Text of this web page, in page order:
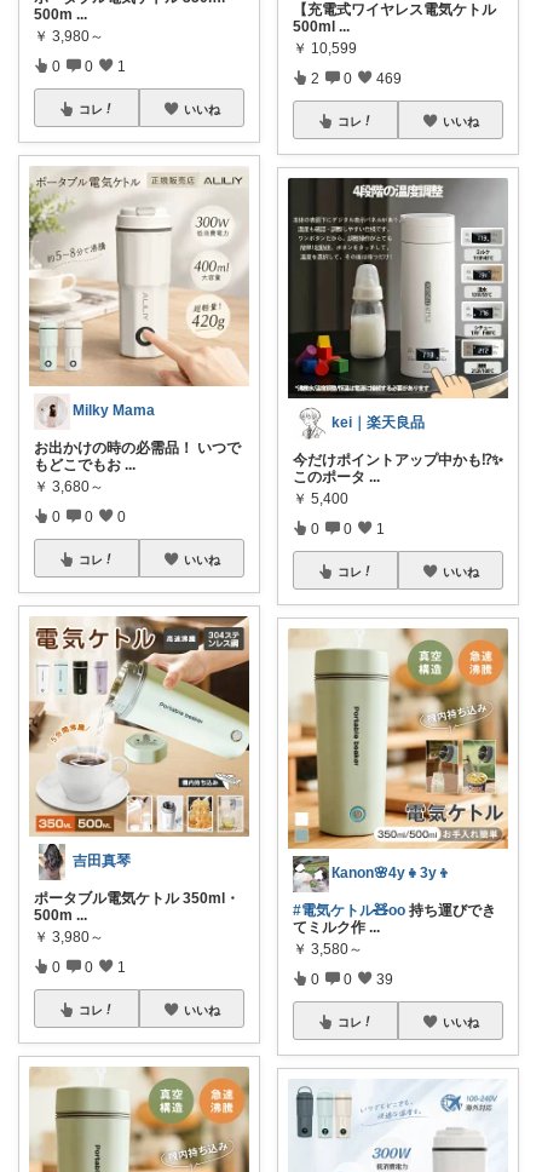
500m ...
￥ 3,980～
0 0 1
コレ いいね
Milky Mama
お出かけの時の必需品！ いつで
もどこでもお ...
￥ 3,680～
0 0 0
コレ いいね
吉田真琴
ポータブル電気ケトル 350ml・
500m ...
￥ 3,980～
0 0 1
コレ いいね
【充電式ワイヤレス電気ケトル
500ml ...
￥ 10,599
2 0 469
コレ いいね
kei｜楽天良品
今だけポイントアップ中かも⁉️✨
このポータ ...
￥ 5,400
0 0 1
コレ いいね
Кanon🌸4y👧3y👦
#電気ケトル🧸oo 持ち運びでき
てミルク作 ...
￥ 3,580～
0 0 39
コレ いいね